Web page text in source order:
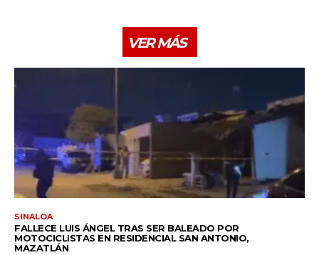
VER MÁS
SINALOA
FALLECE LUIS ÁNGEL TRAS SER BALEADO POR
MOTOCICLISTAS EN RESIDENCIAL SAN ANTONIO,
MAZATLÁN